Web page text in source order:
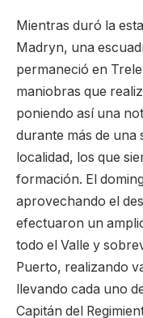
Mientras duró la
Madryn, una
permaneció en
maniobras que
poniendo así una
durante más de una
localidad, los que
formación. El
aprovechando el
efectuaron un
todo el Valle y
Puerto, realizando
llevando cada uno
Capitán del